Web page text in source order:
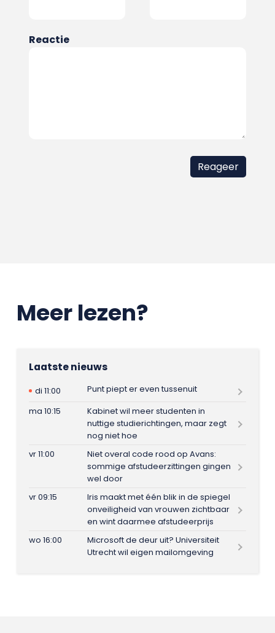
Reactie
Meer lezen?
Laatste nieuws
di 11:00
Punt piept er even tussenuit
ma 10:15
Kabinet wil meer studenten in
nuttige studierichtingen, maar zegt
nog niet hoe
vr 11:00
Niet overal code rood op Avans:
sommige afstudeerzittingen gingen
wel door
vr 09:15
Iris maakt met één blik in de spiegel
onveiligheid van vrouwen zichtbaar
en wint daarmee afstudeerprijs
wo 16:00
Microsoft de deur uit? Universiteit
Utrecht wil eigen mailomgeving